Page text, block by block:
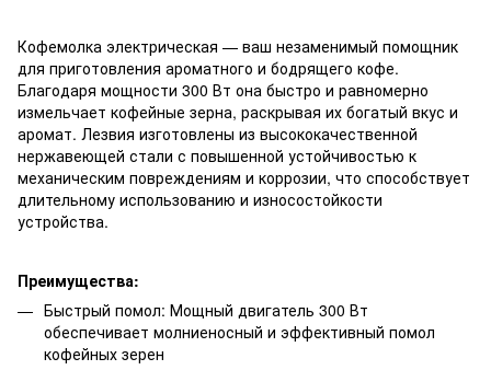
Кофемолка электрическая — ваш незаменимый помощник
для приготовления ароматного и бодрящего кофе.
Благодаря мощности 300 Вт она быстро и равномерно
измельчает кофейные зерна, раскрывая их богатый вкус и
аромат. Лезвия изготовлены из высококачественной
нержавеющей стали с повышенной устойчивостью к
механическим повреждениям и коррозии, что способствует
длительному использованию и износостойкости
устройства.
Преимущества:
Быстрый помол: Мощный двигатель 300 Вт
обеспечивает молниеносный и эффективный помол
кофейных зерен